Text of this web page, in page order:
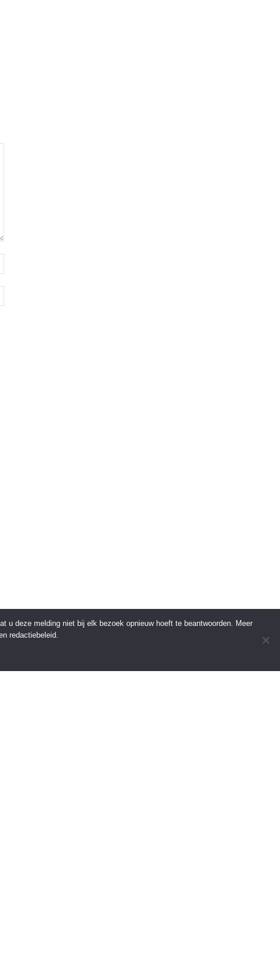
u deze melding niet bij elk bezoek opnieuw hoeft te beantwoorden. Meer
redactiebeleid.